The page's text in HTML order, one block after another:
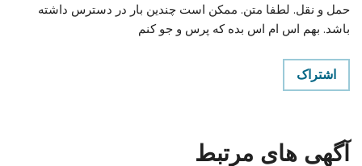
حمل و نقل. لطفا متن. ممکن است چندین بار در دسترس داشته
باشد. بهم اس ام اس بده که پرس و جو کنم
اشتراک
آگهی های مرتبط